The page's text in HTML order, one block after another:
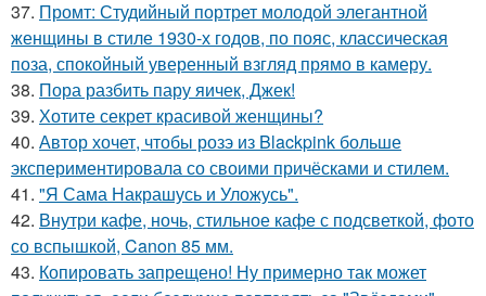
37. Промт: Студийный портрет молодой элегантной
женщины в стиле 1930-х годов, по пояс, классическая
поза, спокойный уверенный взгляд прямо в камеру.
38. Пора разбить пару яичек, Джек!
39. Хотите секрет красивой женщины?
40. Автор хочет, чтобы розэ из Blackpink больше
экспериментировала со своими причёсками и стилем.
41. "Я Сама Накрашусь и Уложусь".
42. Внутри кафе, ночь, стильное кафе с подсветкой, фото
со вспышкой, Canon 85 мм.
43. Копировать запрещено! Ну примерно так может